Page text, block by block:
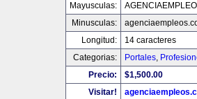
Mayusculas:
Minusculas:
Longitud:
14 caracteres
Categorias:
Portales,
Precio:
$1,500.00
Visitar!